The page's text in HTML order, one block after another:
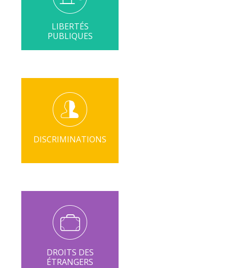
LIBERTÉS
PUBLIQUES
DISCRIMINATIONS
DROITS DES
ÉTRANGERS